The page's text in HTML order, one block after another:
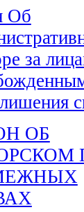
Об
за
ОБ